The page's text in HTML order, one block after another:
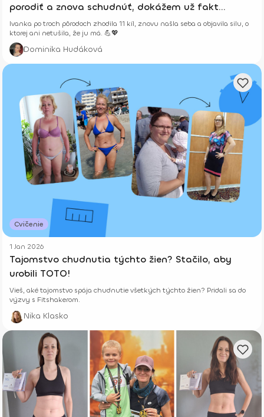
porodiť a znova schudnúť, dokážem už fakt
všetko.“
Ivanka po troch pôrodoch zhodila 11 kíl, znovu našla seba a objavila silu, o
ktorej ani netušila, že ju má. 💪💖
Dominika Hudáková
Cvičenie
1 Jan 2026
Tajomstvo chudnutia týchto žien? Stačilo, aby
urobili TOTO!
Vieš, aké tajomstvo spája chudnutie všetkých týchto žien? Pridali sa do
výzvy s Fitshakerom.
Nika Klasko